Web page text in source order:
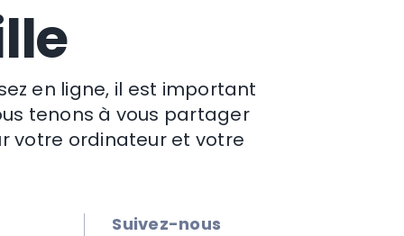
en ligne, il est important
tenons à vous partager
votre ordinateur et votre
Suivez-nous